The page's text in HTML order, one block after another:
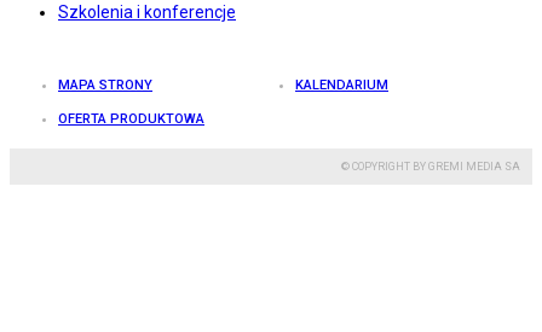
Szkolenia i konferencje
MAPA STRONY KALENDARIUM
OFERTA PRODUKTOWA
© COPYRIGHT BY GREMI MEDIA SA